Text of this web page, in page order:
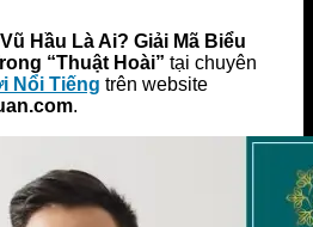
Vũ Hầu Là Ai? Giải Mã Biểu
“Thuật Hoài” tại chuyên
Nổi Tiếng trên website
.